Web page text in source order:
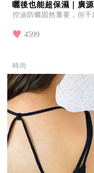
曬後也能超保濕｜廣
控油防曬固然重要，但千
4599
時尚